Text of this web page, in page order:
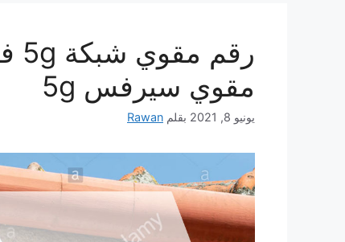
مقوي سيرفس 5g
يونيو 8, 2021 بقلم Rawan